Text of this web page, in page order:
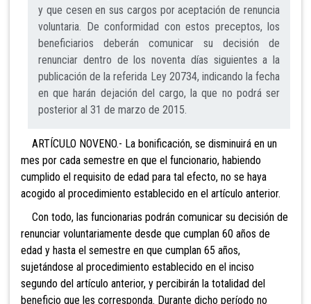
y que cesen en sus cargos por aceptación de renuncia
voluntaria. De conformidad con estos preceptos, los
beneficiarios deberán comunicar su decisión de
renunciar dentro de los noventa días siguientes a la
publicación de la referida Ley 20734, indicando la fecha
en que harán dejación del cargo, la que no podrá ser
posterior al 31 de marzo de 2015.
ARTÍCULO NOVENO.- La bonificación, se disminuirá en un
mes por cada semestre en que el funcionario, habiendo
cumplido el requisito de edad para tal efecto, no se haya
acogido al procedimiento establecido en el artículo anterior.
Con todo, las funcionarias podrán comunicar su decisión de
renunciar voluntariamente desde que cumplan 60 años de
edad y hasta el semestre en que cumplan 65 años,
sujetándose al procedimiento establecido en el inciso
segundo del artículo anterior, y percibirán la totalidad del
beneficio que les corresponda. Durante dicho período no